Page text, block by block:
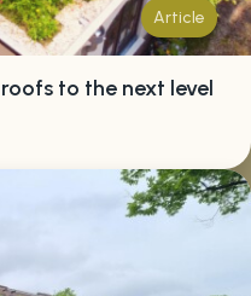
Article
to the next level